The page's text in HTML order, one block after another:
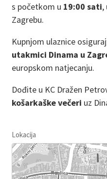
s početkom u 19:00 sati,
Zagrebu.
Kupnjom ulaznice
utakmici Dinama u
europskom natjecanju.
Dođite u KC Dražen
košarkaške večeri uz
Lokacija